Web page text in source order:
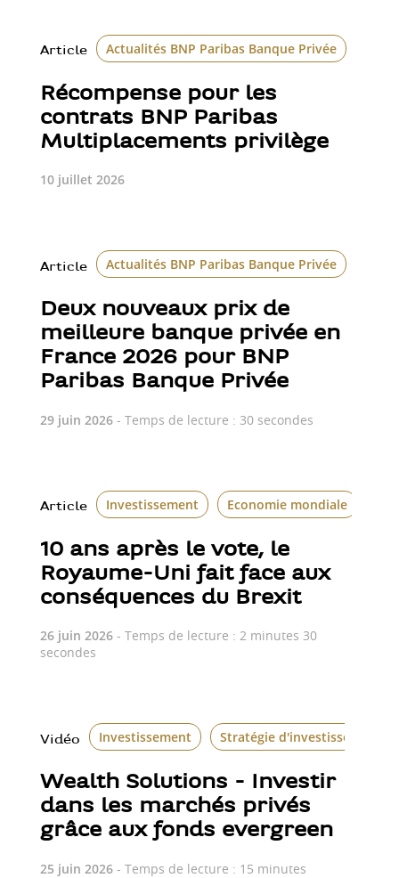
Article Actualités BNP Paribas Banque Privée
Récompense pour les
contrats BNP Paribas
Multiplacements privilège
10 juillet 2026
Article Actualités BNP Paribas Banque Privée
Deux nouveaux prix de
meilleure banque privée en
France 2026 pour BNP
Paribas Banque Privée
29 juin 2026- Temps de lecture : 30 secondes
Article Investissement Economie mondiale
10 ans après le vote, le
Royaume-Uni fait face aux
conséquences du Brexit
26 juin 2026- Temps de lecture : 2 minutes 30
secondes
Vidéo Investissement Stratégie d'investissement
Wealth Solutions - Investir
dans les marchés privés
grâce aux fonds evergreen
25 juin 2026- Temps de lecture : 15 minutes